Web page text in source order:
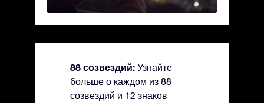
88 созвездий: Узнайте
больше о каждом из 88
созвездий и 12 знаков